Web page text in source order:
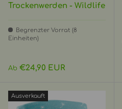
Trockenwerden - Wildlife
Begrenzter Vorrat (8
Einheiten)
Normaler Preis
Ab €24,90 EUR
Ausverkauft